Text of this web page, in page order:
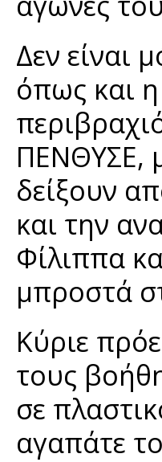
Δεν είναι
όπως και
ΠΕΝΘΥΣΕ,
δείξουν
και την
Φίλιππα
μπροστά
Κύριε
τους
σε
αγαπάτε